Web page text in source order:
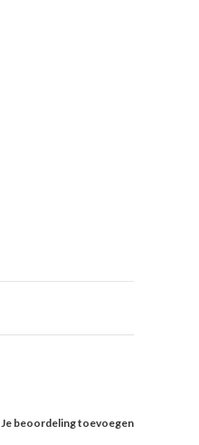
Je beoordeling toevoegen